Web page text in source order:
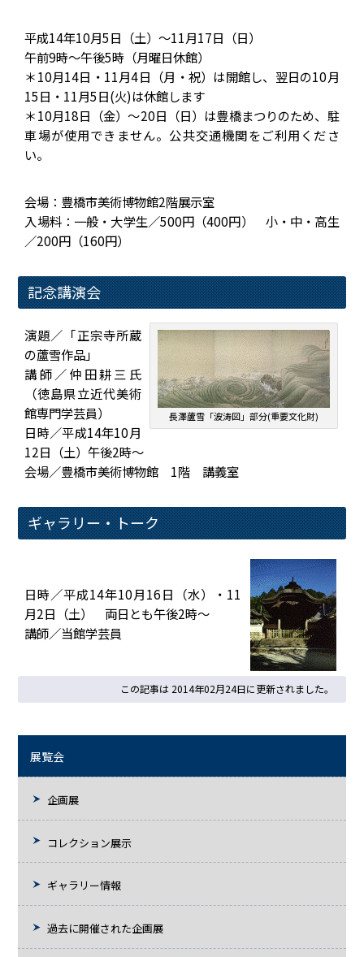
平成14年10月5日（土）～11月17日（日）
午前9時～午後5時（月曜日休館）
＊10月14日・11月4日（月・祝）は開館し、翌日の10月
15日・11月5日(火)は休館します
＊10月18日（金）～20日（日）は豊橋まつりのため、駐
車場が使用できません。公共交通機関をご利用くださ
い。
会場：豊橋市美術博物館2階展示室
入場料：一般・大学生／500円（400円） 小・中・高生
／200円（160円）
記念講演会
長澤蘆雪「波涛図」部分(重要文化財)
演題／「正宗寺所蔵
の蘆雪作品」
講師／仲田耕三氏
（徳島県立近代美術
館専門学芸員）
日時／平成14年10月
12日（土）午後2時～
会場／豊橋市美術博物館 1階 講義室
ギャラリー・トーク
日時／平成14年10月16日（水）・11
月2日（土） 両日とも午後2時～
講師／当館学芸員
この記事は 2014年02月24日に更新されました。
展覧会
企画展
コレクション展示
ギャラリー情報
過去に開催された企画展